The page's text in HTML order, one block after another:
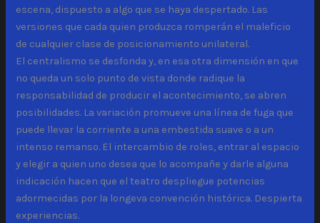
escena, dispuesto a algo que se haya despertado. Las
versiones que cada quien produzca romperán el maleficio
de cualquier clase de posicionamiento unilateral.
El centralismo se desfonda y, en esa otra dimensión en que
no queda un solo punto de vista donde radique la
responsabilidad de producir el acontecimiento, se abren
posibilidades. La variación promueve una línea de fuga que
puede llevar la corriente a una embestida suave o a un
intenso remanso. El intercambio de roles, entrar al espacio
y elegir a quien uno desea que lo acompañe y darle alguna
indicación hacen que el teatro despliegue potencias
adormecidas por la longeva convención histórica. Despierta
experiencias.